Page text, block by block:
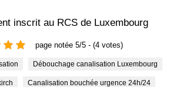
inscrit au RCS de Luxembourg
page notée 5/5 - (4 votes)
Débouchage canalisation Luxembourg
Canalisation bouchée urgence 24h/24